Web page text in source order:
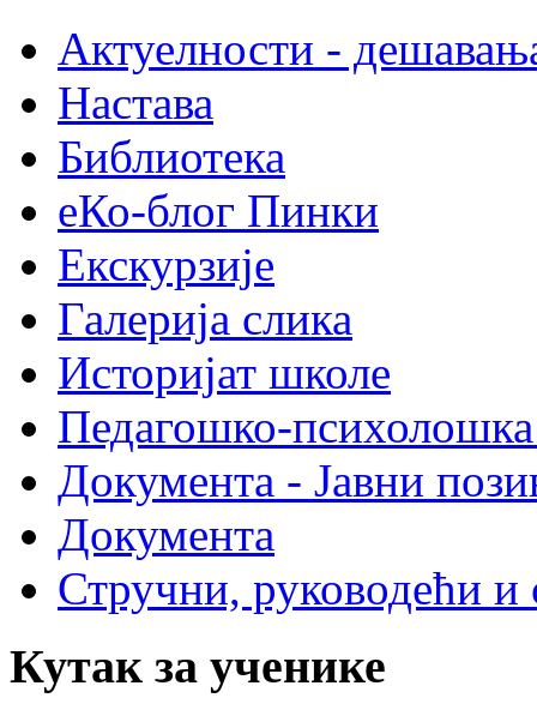
Актуелности -
Настава
Библиотека
еКо-блог Пинки
Екскурзије
Галерија слика
Историјат школе
Педагошко-психолошка
Документа - Јавни
Документа
Стручни, руководећи и
Кутак за ученике